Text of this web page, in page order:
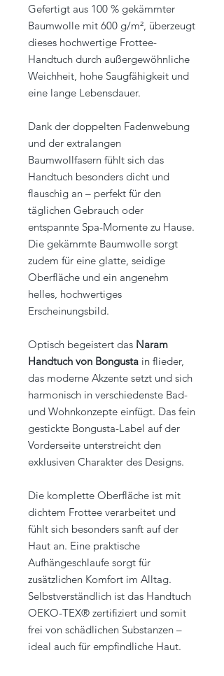
Gefertigt aus 100 % gekämmter
Baumwolle mit 600 g/m², überzeugt
dieses hochwertige Frottee-
Handtuch durch außergewöhnliche
Weichheit, hohe Saugfähigkeit und
eine lange Lebensdauer.
Dank der doppelten Fadenwebung
und der extralangen
Baumwollfasern fühlt sich das
Handtuch besonders dicht und
flauschig an – perfekt für den
täglichen Gebrauch oder
entspannte Spa-Momente zu Hause.
Die gekämmte Baumwolle sorgt
zudem für eine glatte, seidige
Oberfläche und ein angenehm
helles, hochwertiges
Erscheinungsbild.
Optisch begeistert das Naram
Handtuch von Bongusta in flieder,
das moderne Akzente setzt und sich
harmonisch in verschiedenste Bad-
und Wohnkonzepte einfügt. Das fein
gestickte Bongusta-Label auf der
Vorderseite unterstreicht den
exklusiven Charakter des Designs.
Die komplette Oberfläche ist mit
dichtem Frottee verarbeitet und
fühlt sich besonders sanft auf der
Haut an. Eine praktische
Aufhängeschlaufe sorgt für
zusätzlichen Komfort im Alltag.
Selbstverständlich ist das Handtuch
OEKO-TEX® zertifiziert und somit
frei von schädlichen Substanzen –
ideal auch für empfindliche Haut.